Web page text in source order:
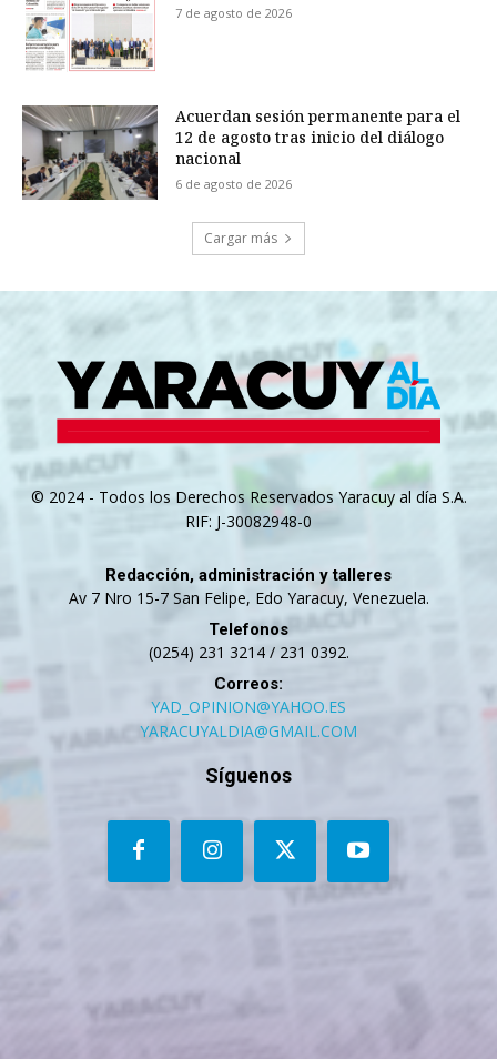
7 de agosto de 2026
Acuerdan sesión permanente para el
12 de agosto tras inicio del diálogo
nacional
6 de agosto de 2026
Cargar más
© 2024 - Todos los Derechos Reservados Yaracuy al día S.A.
RIF: J-30082948-0
Redacción, administración y talleres
Av 7 Nro 15-7 San Felipe, Edo Yaracuy, Venezuela.
Telefonos
(0254) 231 3214 / 231 0392.
Correos:
YAD_OPINION@YAHOO.ES
YARACUYALDIA@GMAIL.COM
Síguenos